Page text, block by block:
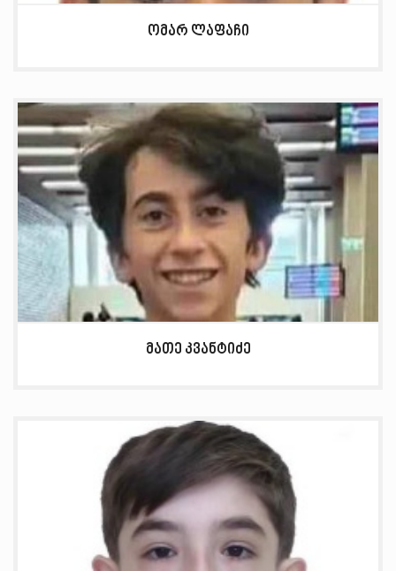
ომარ ლაფაჩი
მათე კვანტიძე